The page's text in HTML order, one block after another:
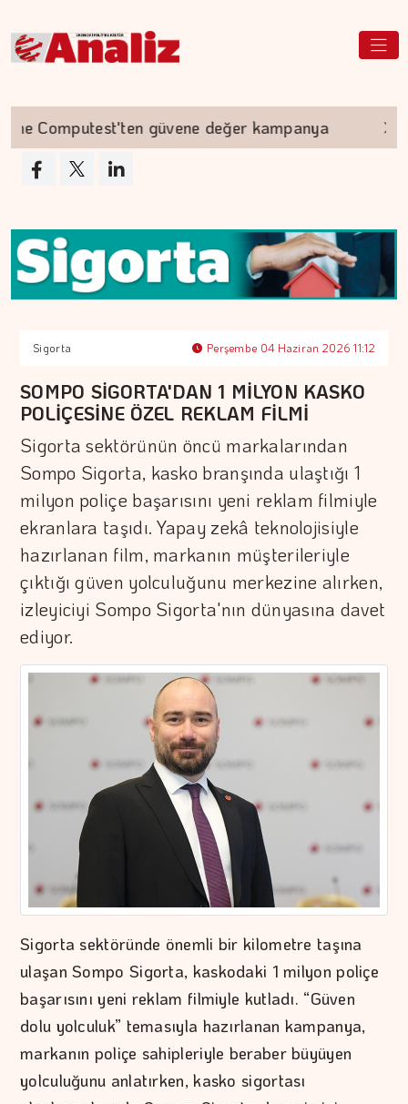
Computest'ten güvene değer kampanya
Sigorta Perşembe 04 Haziran 2026 11:12
SOMPO SİGORTA'DAN 1 MİLYON KASKO
POLİÇESİNE ÖZEL REKLAM FİLMİ
Sigorta sektörünün öncü markalarından
Sompo Sigorta, kasko branşında ulaştığı 1
milyon poliçe başarısını yeni reklam filmiyle
ekranlara taşıdı. Yapay zekâ teknolojisiyle
hazırlanan film, markanın müşterileriyle
çıktığı güven yolculuğunu merkezine alırken,
izleyiciyi Sompo Sigorta'nın dünyasına davet
ediyor.
Sigorta sektöründe önemli bir kilometre taşına
ulaşan Sompo Sigorta, kaskodaki 1 milyon poliçe
başarısını yeni reklam filmiyle kutladı. “Güven
dolu yolculuk” temasıyla hazırlanan kampanya,
markanın poliçe sahipleriyle beraber büyüyen
yolculuğunu anlatırken, kasko sigortası